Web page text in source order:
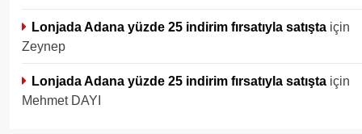
Lonjada Adana yüzde 25 indirim fırsatıyla satışta için
Zeynep
Lonjada Adana yüzde 25 indirim fırsatıyla satışta için
Mehmet DAYI